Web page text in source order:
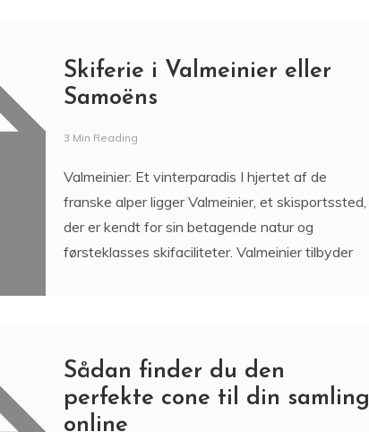
Skiferie i Valmeinier eller
Samoëns
3 Min Reading
Valmeinier: Et vinterparadis I hjertet af de
franske alper ligger Valmeinier, et skisportssted,
der er kendt for sin betagende natur og
førsteklasses skifaciliteter. Valmeinier tilbyder
Sådan finder du den
perfekte cone til din samling
online